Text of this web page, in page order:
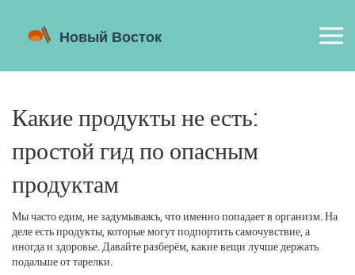
Какие продукты не есть:
простой гид по опасным
продуктам
Мы часто едим, не задумываясь, что именно попадает в организм. На
деле есть продукты, которые могут подпортить самочувствие, а
иногда и здоровье. Давайте разберём, какие вещи лучше держать
подальше от тарелки.